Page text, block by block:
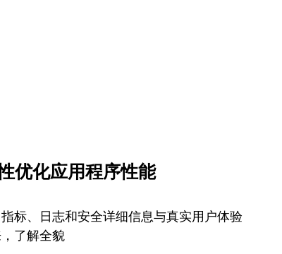
优化应用程序性能
标、日志和安全详细信息与真实用户体验
了解全貌